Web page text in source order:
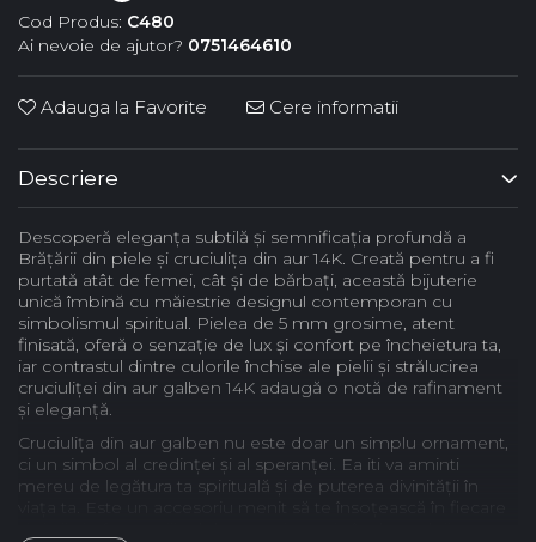
Cod Produs: C480
Ai nevoie de ajutor? 0751464610
Adauga la Favorite Cere informatii
Descriere
Descoperă eleganța subtilă și semnificația profundă a
Brățării din piele și cruciulița din aur 14K. Creată pentru a fi
purtată atât de femei, cât și de bărbați, această bijuterie
unică îmbină cu măiestrie designul contemporan cu
simbolismul spiritual. Pielea de 5 mm grosime, atent
finisată, oferă o senzație de lux și confort pe încheietura ta,
iar contrastul dintre culorile închise ale pielii și strălucirea
cruciuliței din aur galben 14K adaugă o notă de rafinament
și eleganță.
Cruciulița din aur galben nu este doar un simplu ornament,
ci un simbol al credinței și al speranței. Ea iti va aminti
mereu de legătura ta spirituală și de puterea divinității în